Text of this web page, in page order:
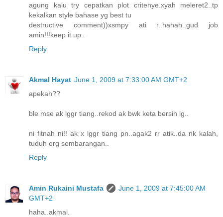
agung kalu try cepatkan plot critenye.xyah meleret2..tp
kekalkan style bahase yg best tu
destructive comment))xsmpy ati r..hahah..gud job
amin!!!keep it up..
Reply
Akmal Hayat June 1, 2009 at 7:33:00 AM GMT+2
apekah??
ble mse ak lggr tiang..rekod ak bwk keta bersih lg..
ni fitnah ni!! ak x lggr tiang pn..agak2 rr atik..da nk kalah,
tuduh org sembarangan..
Reply
Amin Rukaini Mustafa
June 1, 2009 at 7:45:00 AM
GMT+2
haha..akmal.